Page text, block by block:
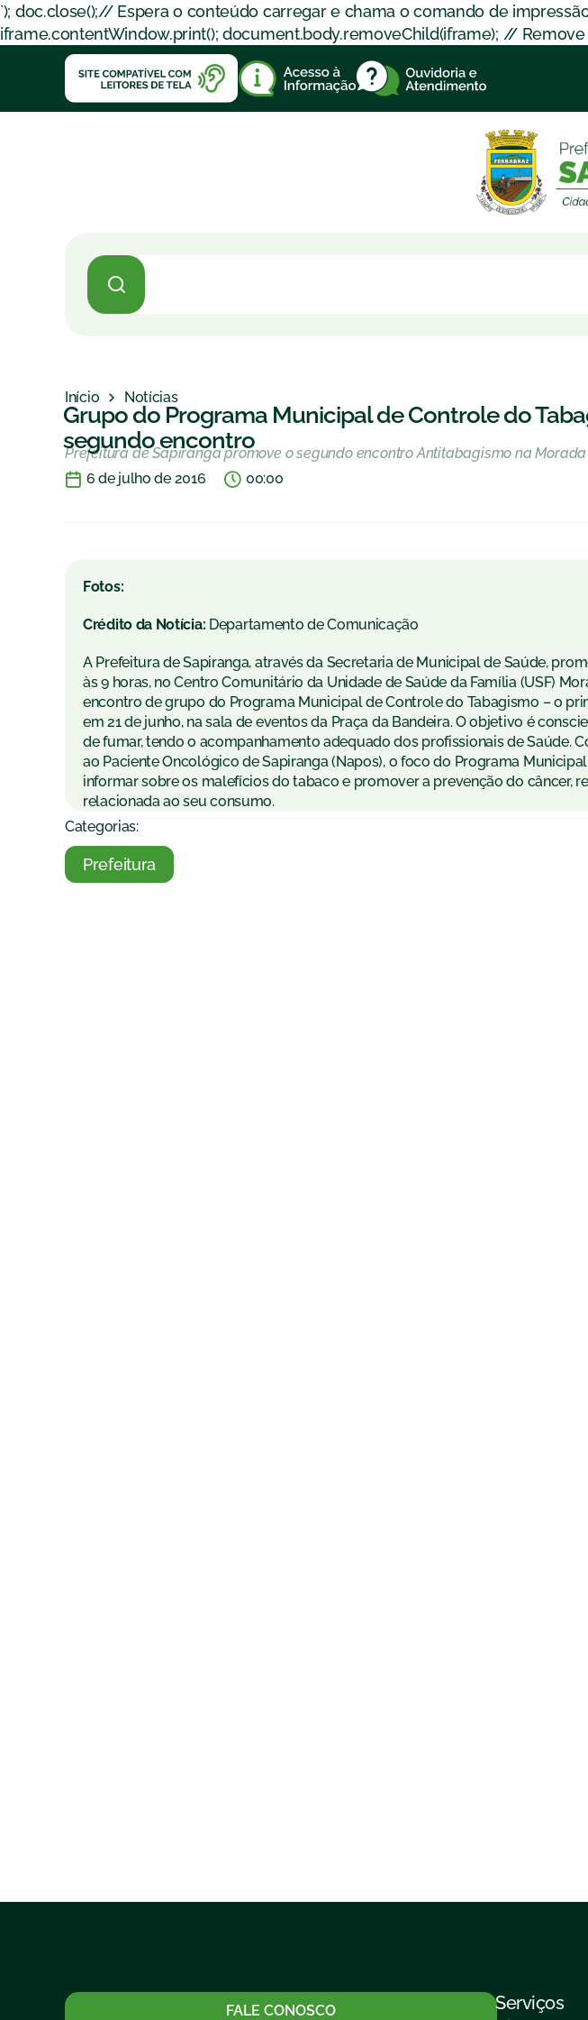
`); doc.close();// Espera o conteúdo carregar e chama o comando de
iframe.contentWindow.print(); document.body.removeChild(iframe); // Remove
Início Notícias
Grupo do Programa Municipal de Controle do
segundo encontro
Prefeitura de Sapiranga promove o segundo encontro Antitabagismo na Morada
6 de julho de 2016
00:00
Fotos:
Crédito da Notícia: Departamento de Comunicação
A Prefeitura de Sapiranga, através da Secretaria de Municipal de Saúde,
às 9 horas, no Centro Comunitário da Unidade de Saúde da Família (USF)
encontro de grupo do Programa Municipal de Controle do Tabagismo – o
em 21 de junho, na sala de eventos da Praça da Bandeira. O objetivo é
de fumar, tendo o acompanhamento adequado dos profissionais de Saúde.
ao Paciente Oncológico de Sapiranga (Napos), o foco do Programa
informar sobre os malefícios do tabaco e promover a prevenção do câncer,
relacionada ao seu consumo.
Categorias:
Prefeitura
FALE CONOSCO Serviços